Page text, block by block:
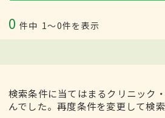
0 件中 1〜0件を表示
検索条件に当てはまるクリニック
んでした。再度条件を変更して検索